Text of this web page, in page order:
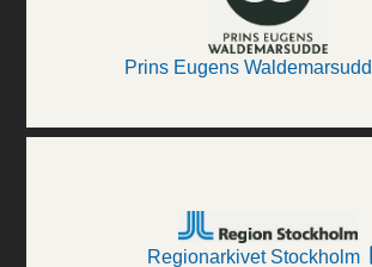
Prins Eugens
Regionarkivet Stockholm